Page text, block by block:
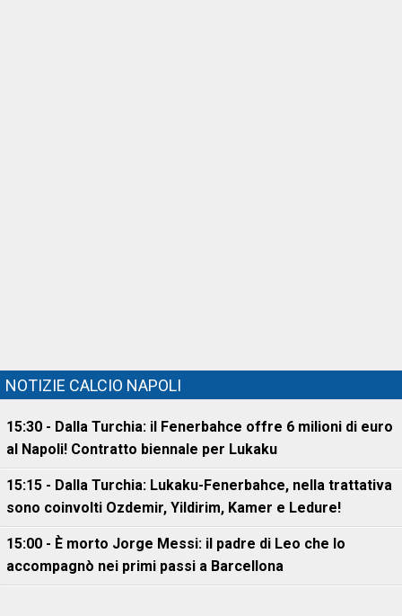
NOTIZIE CALCIO NAPOLI
15:30 - Dalla Turchia: il Fenerbahce offre 6 milioni di euro
al Napoli! Contratto biennale per Lukaku
15:15 - Dalla Turchia: Lukaku-Fenerbahce, nella trattativa
sono coinvolti Ozdemir, Yildirim, Kamer e Ledure!
15:00 - È morto Jorge Messi: il padre di Leo che lo
accompagnò nei primi passi a Barcellona